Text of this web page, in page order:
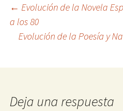
de
entradas
← Evolución de la Novela
a los 80
Evolución de la Poesía y
Deja una respuesta